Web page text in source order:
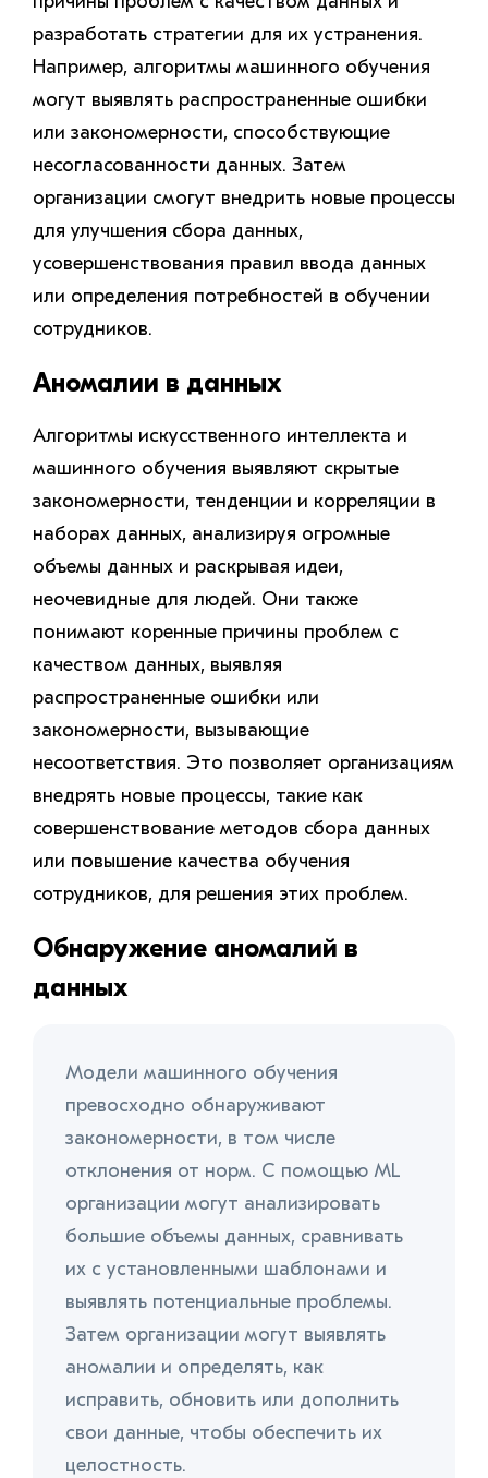
разработать стратегии для их устранения.
Например, алгоритмы машинного обучения
могут выявлять распространенные ошибки
или закономерности, способствующие
несогласованности данных. Затем
организации смогут внедрить новые процессы
для улучшения сбора данных,
усовершенствования правил ввода данных
или определения потребностей в обучении
сотрудников.
Аномалии в данных
Алгоритмы искусственного интеллекта и
машинного обучения выявляют скрытые
закономерности, тенденции и корреляции в
наборах данных, анализируя огромные
объемы данных и раскрывая идеи,
неочевидные для людей. Они также
понимают коренные причины проблем с
качеством данных, выявляя
распространенные ошибки или
закономерности, вызывающие
несоответствия. Это позволяет организациям
внедрять новые процессы, такие как
совершенствование методов сбора данных
или повышение качества обучения
сотрудников, для решения этих проблем.
Обнаружение аномалий в
данных
Модели машинного обучения
превосходно обнаруживают
закономерности, в том числе
отклонения от норм. С помощью ML
организации могут анализировать
большие объемы данных, сравнивать
их с установленными шаблонами и
выявлять потенциальные проблемы.
Затем организации могут выявлять
аномалии и определять, как
исправить, обновить или дополнить
свои данные, чтобы обеспечить их
целостность.